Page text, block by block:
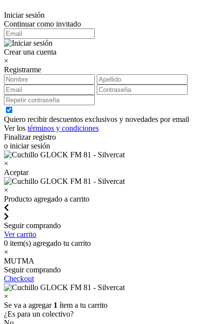
Iniciar sesión
Continuar como invitado
Crear una cuenta
×
Registrarme
Quiero recibir descuentos exclusivos y novedades por email
Ver los términos y condiciones
Finalizar registro
o iniciar sesión
×
Aceptar
×
Producto agregado a carrito
Seguir comprando
Ver carrito
0 item(s) agregado tu carrito
×
MUTMA
Seguir comprando
Checkout
×
Se va a agregar 1 ítem a tu carrito
¿Es para un colectivo?